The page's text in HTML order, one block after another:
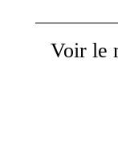
Voir le